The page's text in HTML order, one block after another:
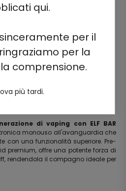
qui.
per il
per la
comprensione.
più tardi.
di vaping con ELF BAR
monouso all'avanguardia che
con una funzionalità superiore. Pre-
premium, offre una potente forza di
rendendola il compagno ideale per